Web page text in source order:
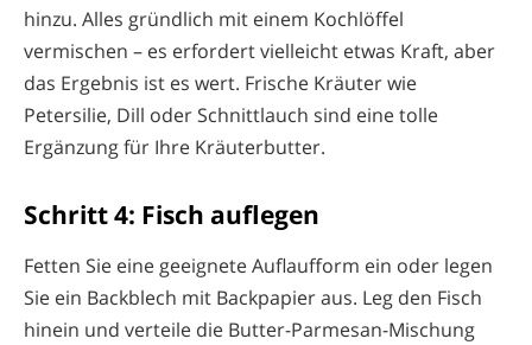
hinzu. Alles gründlich mit einem Kochlöffel
vermischen – es erfordert vielleicht etwas Kraft, aber
das Ergebnis ist es wert. Frische Kräuter wie
Petersilie, Dill oder Schnittlauch sind eine tolle
Ergänzung für Ihre Kräuterbutter.
Schritt 4: Fisch auflegen
Fetten Sie eine geeignete Auflaufform ein oder legen
Sie ein Backblech mit Backpapier aus. Leg den Fisch
hinein und verteile die Butter-Parmesan-Mischung